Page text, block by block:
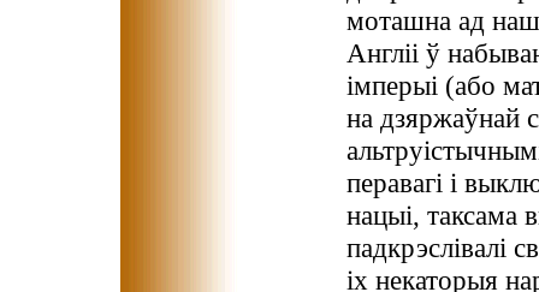
моташна ад
Англіі ў
імперыі (або
на дзяржаўнай
перавагі і
нацыі,
падкрэслівалі
іх некаторыя